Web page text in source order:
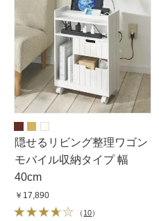
隠せるリビング整理ワゴン
モバイル収納タイプ 幅
40cm
￥17,890
（ 10）